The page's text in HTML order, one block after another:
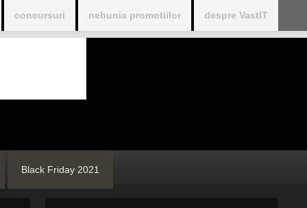
concursuri nebunia promotiilor despre VastIT
Black Friday 2021